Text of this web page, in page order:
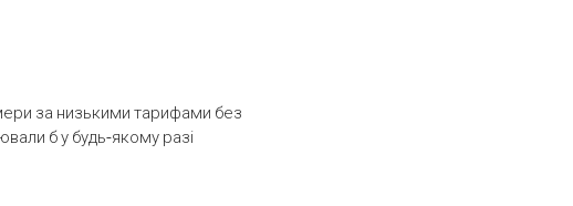
за низькими тарифами без
б у будь-якому разі